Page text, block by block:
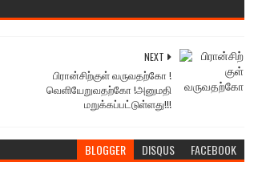
NEXT
பிரான்சிற்குள் வருவதற்கோ !
வெளியேறுவதற்கோ !அனுமதி
மறுக்கப்பட்டுள்ளது!!!
BLOGGER DISQUS FACEBOOK